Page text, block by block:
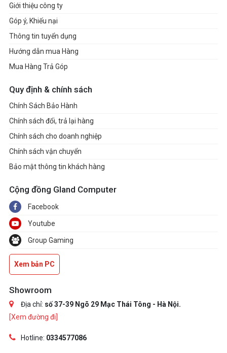
Giới thiệu công ty
Góp ý, Khiếu nại
Thông tin tuyển dụng
Hướng dẫn mua Hàng
Mua Hàng Trả Góp
Quy định & chính sách
Chính Sách Bảo Hành
Chính sách đổi, trả lại hàng
Chính sách cho doanh nghiệp
Chính sách vận chuyển
Bảo mật thông tin khách hàng
Cộng đồng Gland Computer
Facebook
Youtube
Group Gaming
Xem bản PC
Showroom
Địa chỉ: số 37-39 Ngõ 29 Mạc Thái Tông - Hà Nội.
[Xem đường đi]
Hotline: 0334577086